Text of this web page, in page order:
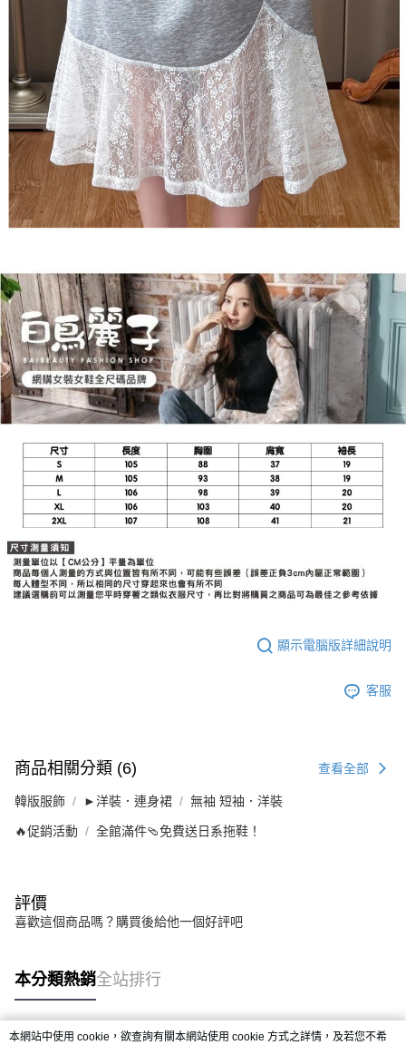
顯示電腦版詳細說明
客服
商品相關分類 (6) 查看全部
韓版服飾 ►洋裝．連身裙 無袖 短袖．洋裝
🔥促銷活動 全館滿件🩴免費送日系拖鞋！
評價
喜歡這個商品嗎？購買後給他一個好評吧
本分類熱銷全站排行
本網站中使用 cookie，欲查詢有關本網站使用 cookie 方式之詳情，及若您不希